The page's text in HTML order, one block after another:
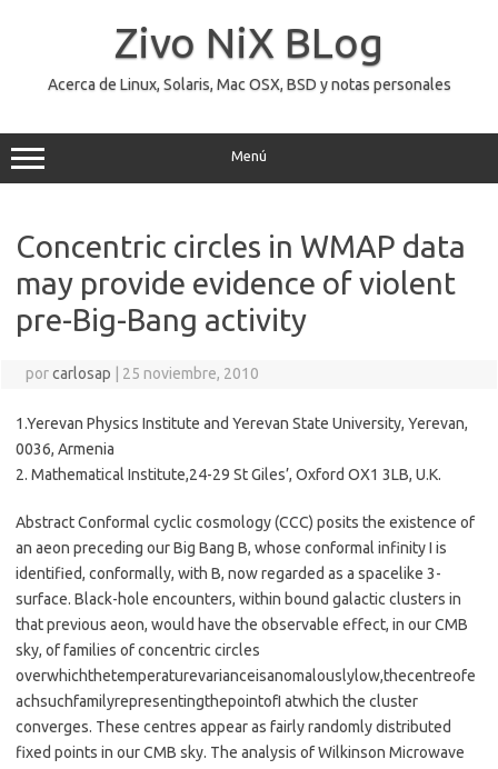
Zivo NiX BLog
Acerca de Linux, Solaris, Mac OSX, BSD y notas personales
Menú
Concentric circles in WMAP data
may provide evidence of violent
pre-Big-Bang activity
porcarlosap 25 noviembre, 2010
1.Yerevan Physics Institute and Yerevan State University, Yerevan,
0036, Armenia
2. Mathematical Institute,24-29 St Giles’, Oxford OX1 3LB, U.K.
Abstract Conformal cyclic cosmology (CCC) posits the existence of
an aeon preceding our Big Bang B, whose conformal infinity I is
identified, conformally, with B, now regarded as a spacelike 3-
surface. Black-hole encounters, within bound galactic clusters in
that previous aeon, would have the observable effect, in our CMB
sky, of families of concentric circles
overwhichthetemperaturevarianceisanomalouslylow,thecentreofe
achsuchfamilyrepresentingthepointofI atwhich the cluster
converges. These centres appear as fairly randomly distributed
fixed points in our CMB sky. The analysis of Wilkinson Microwave